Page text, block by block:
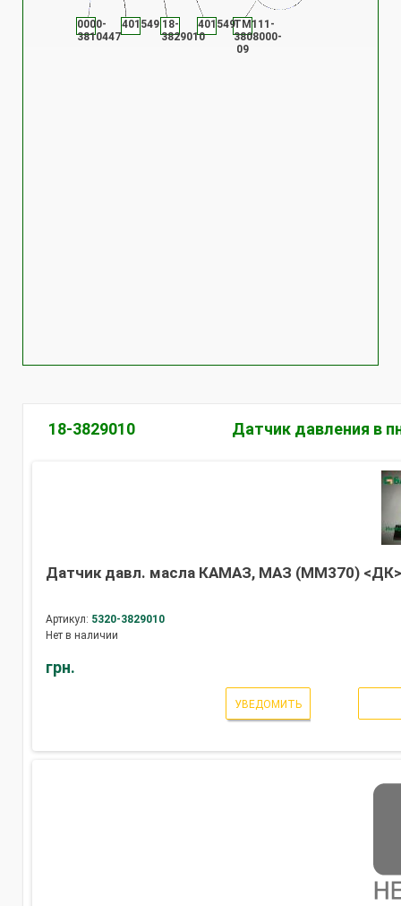
ТМ111-
3808000-
09
401549
401549 18-
3829010
0000-
3810447
18-3829010 Датчик давления в
Датчик давл. масла КАМАЗ, МАЗ (ММ370) <ДК>
Артикул: 5320-3829010
Нет в наличии
грн.
УВЕДОМИТЬ